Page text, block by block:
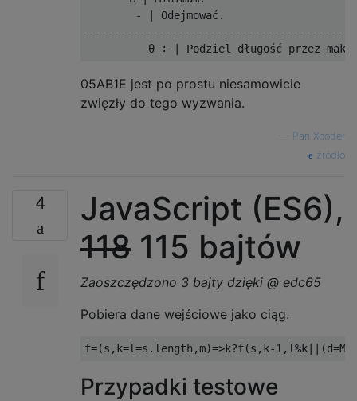
        - | Odejmować.
05AB1E jest po prostu niesamowicie
zwięzły do ​​tego wyzwania.
Pan Xcoder
źródło
4
JavaScript (ES6),
118 115 bajtów
Zaoszczędzono 3 bajty dzięki @ edc65
Pobiera dane wejściowe jako ciąg.
f=(s , k=l=s . length ,m)=>k?f(s , k-1 , l%k ||(d=
Przypadki testowe